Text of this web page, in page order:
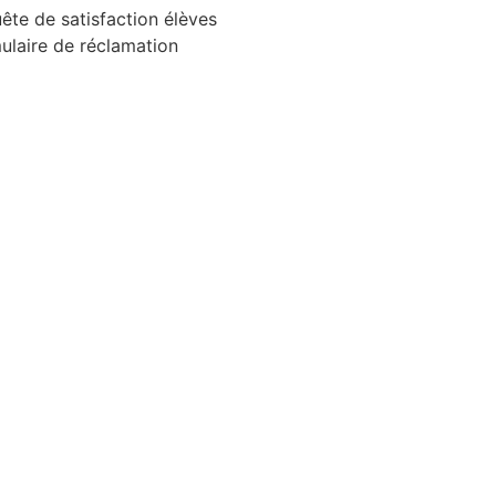
de satisfaction élèves
de réclamation